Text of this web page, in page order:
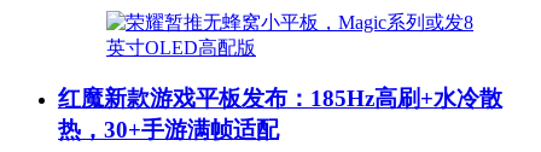
红魔新款游戏平板发布：185Hz高刷+水冷散
热，30+手游满帧适配